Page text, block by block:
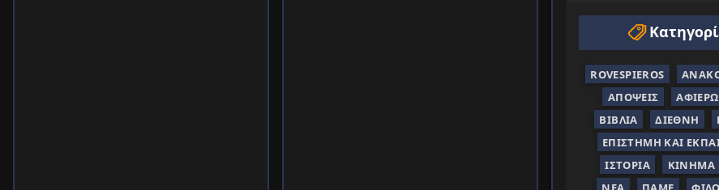
ROVESPIEROS
ΑΠΌΨΕΙΣ
ΒΙΒΛΊΑ
ΔΙΕΘΝΉ
ΕΠΙΣΤΉΜΗ ΚΑΙ
ΙΣΤΟΡΊΑ
ΚΊΝΗΜΑ
ΝΈΑ
ΠΑΜΕ